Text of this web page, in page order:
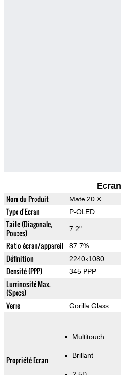
Ecran
Nom du Produit Mate 20 X
Type d'Ecran P-OLED
Taille (Diagonale,
Pouces)
7.2"
Ratio écran/appareil 87.7%
Définition 2240x1080
Densité (PPP) 345 PPP
Luminosité Max.
(Specs)
Verre Gorilla Glass
Propriété Ecran
Multitouch
Brillant